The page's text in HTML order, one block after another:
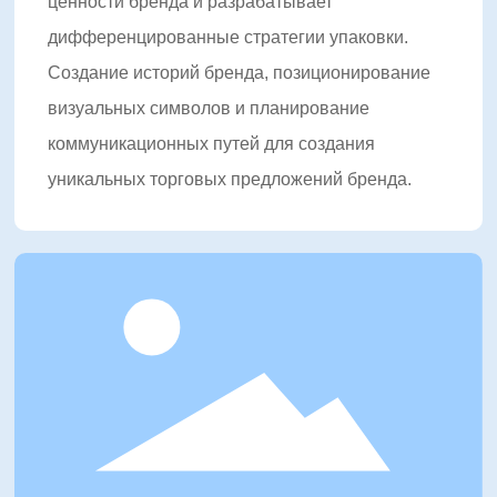
конкурентного преимущества на рынке через
инновационный дизайн упаковки, интеллектуальные
технологии печати и комплексные решения.
В будущем Шуофэн продолжит глубоко развивать
упаковочную индустрию, продвигать обновление и
перспективой и передовыми технологиями, создавая
глобальных клиентов.
дифференцированные стратегии упаковки.
Создание историй бренда, позиционирование
визуальных символов и планирование
коммуникационных путей для создания
уникальных торговых предложений бренда.